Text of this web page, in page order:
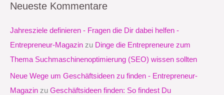
h
e
n
n
Neueste Kommentare
Jahresziele definieren - Fragen die Dir dabei helfen -
Entrepreneur-Magazin zu Dinge die Entrepreneure zum
Thema Suchmaschinenoptimierung (SEO) wissen sollten
Neue Wege um Geschäftsideen zu finden - Entrepreneur-
Magazin zu Geschäftsideen finden: So findest Du